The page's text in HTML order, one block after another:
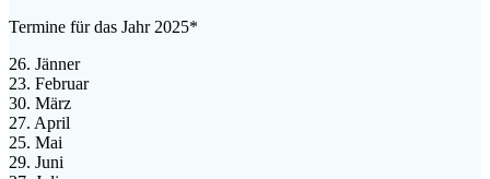
Termine für das Jahr 2025*
26. Jänner
23. Februar
30. März
27. April
25. Mai
29. Juni